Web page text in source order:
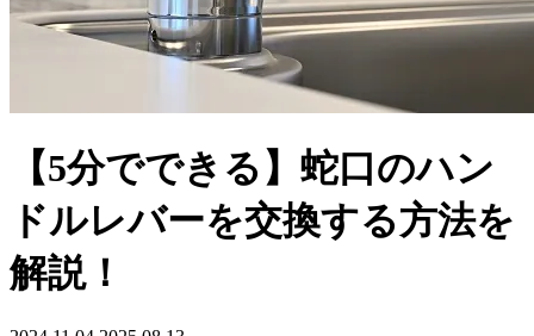
【5分でできる】蛇口のハン
ドルレバーを交換する方法を
解説！